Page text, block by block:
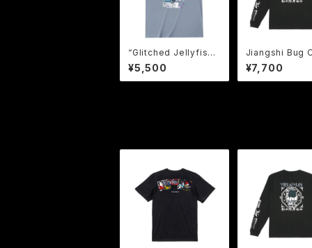
“Glitched Jellyfish”
Graphic Tee 【BUGっ
てる海月Tee】 鬼危怪
會 Tシャツ
¥5,500
Jiangshi Bug
ng Sleeve Tee
ンシー バグ猫
e】鬼危怪會 Tシ
¥7,700